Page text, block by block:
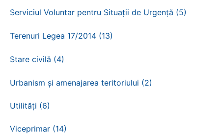
Serviciul Voluntar pentru Situații de Urgență (5)
Terenuri Legea 17/2014 (13)
Stare civilă (4)
Urbanism și amenajarea teritoriului (2)
Utilități (6)
Viceprimar (14)